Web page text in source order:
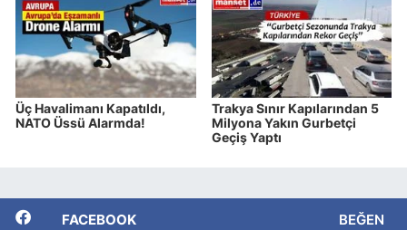
Üç Havalimanı Kapatıldı,
NATO Üssü Alarmda!
Trakya Sınır Kapılarından 5
Milyona Yakın Gurbetçi
Geçiş Yaptı
FACEBOOK BEĞEN